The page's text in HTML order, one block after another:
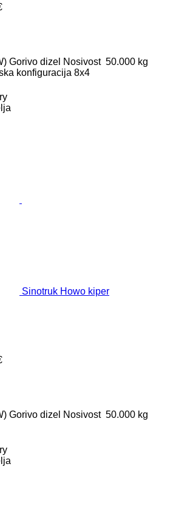
Gorivo dizel Nosivost 50.000 kg
konfiguracija 8x4
Sinotruk Howo kiper
Gorivo dizel Nosivost 50.000 kg